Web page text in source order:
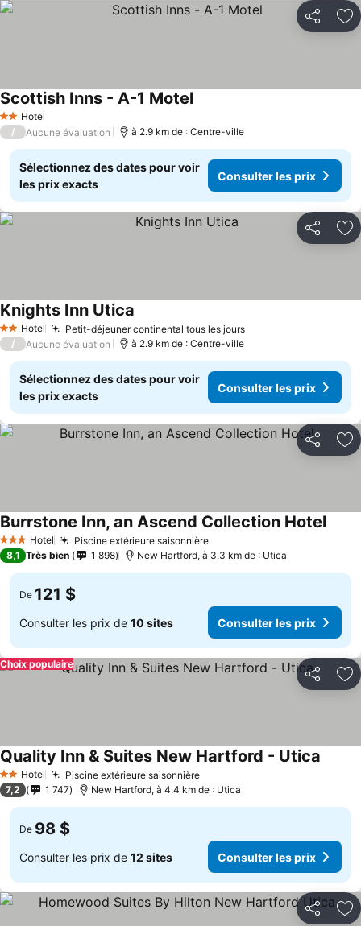
Partager
2 Étoiles
Hotel
Scottish Inns - A-1 Motel
/ Aucune évaluation à 2.9 km de : Centre-ville
Sélectionnez des dates pour voir
les prix exacts
Consulter les prix
Partager
2 Étoiles
Hotel Petit-déjeuner continental tous les jours
Knights Inn Utica
/ Aucune évaluation à 2.9 km de : Centre-ville
Sélectionnez des dates pour voir
les prix exacts
Consulter les prix
Partager
3 ÉtoilesHotel Piscine extérieure saisonnière
Burrstone Inn, an Ascend Collection Hotel
8,1 Très bien 1 898 New Hartford, à 3.3 km de : Utica
De 121 $
Consulter les prix de 10 sites Consulter les prix
Partager
Choix populaire
2 Étoiles
Hotel Piscine extérieure saisonnière
Quality Inn & Suites New Hartford - Utica
7,2 1 747 New Hartford, à 4.4 km de : Utica
De 98 $
Consulter les prix de 12 sites Consulter les prix
Partager